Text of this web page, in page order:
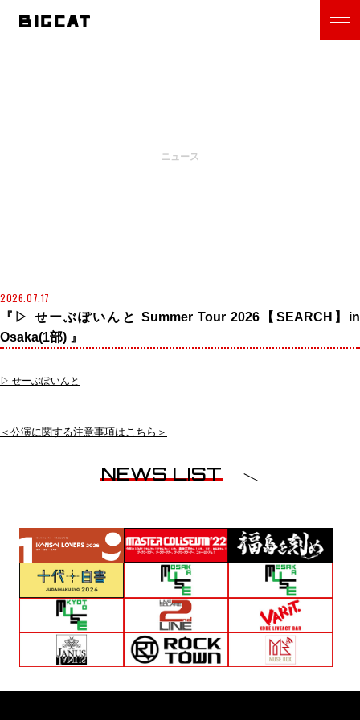
ニュース
2026.07.17
『▷ せーぶぽいんと Summer Tour 2026【SEARCH】in
Osaka(1部) 』
▷ せーぶぽいんと
＜公演に関する注意事項はこちら＞
NEWS LIST